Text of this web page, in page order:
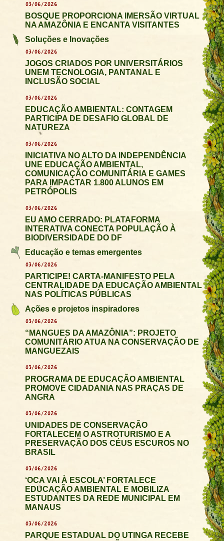
03/06/2026
BOSQUE PROPORCIONA IMERSÃO VIRTUAL
NA AMAZÔNIA E ENCANTA VISITANTES
Soluções e Inovações
03/06/2026
JOGOS CRIADOS POR UNIVERSITÁRIOS
UNEM TECNOLOGIA, PANTANAL E
INCLUSÃO SOCIAL
03/06/2026
EDUCAÇÃO AMBIENTAL: CONTAGEM
PARTICIPA DE DESAFIO GLOBAL DE
NATUREZA
03/06/2026
INICIATIVA NO ALTO DA INDEPENDÊNCIA
UNE EDUCAÇÃO AMBIENTAL,
COMUNICAÇÃO COMUNITÁRIA E GAMES
PARA IMPACTAR 1.800 ALUNOS EM
PETRÓPOLIS
03/06/2026
EU AMO CERRADO: PLATAFORMA
INTERATIVA CONECTA POPULAÇÃO À
BIODIVERSIDADE DO DF
Educação e temas emergentes
03/06/2026
PARTICIPE! CARTA-MANIFESTO PELA
CENTRALIDADE DA EDUCAÇÃO AMBIENTAL
NAS POLÍTICAS PÚBLICAS
Ações e projetos inspiradores
03/06/2026
“MANGUES DA AMAZÔNIA”: PROJETO
COMUNITÁRIO ATUA NA CONSERVAÇÃO DE
MANGUEZAIS
03/06/2026
PROGRAMA DE EDUCAÇÃO AMBIENTAL
PROMOVE CIDADANIA NAS PRAÇAS DE
ANGRA
03/06/2026
UNIDADES DE CONSERVAÇÃO
FORTALECEM O ASTROTURISMO E A
PRESERVAÇÃO DOS CÉUS ESCUROS NO
BRASIL
03/06/2026
‘OCA VAI À ESCOLA’ FORTALECE
EDUCAÇÃO AMBIENTAL E MOBILIZA
ESTUDANTES DA REDE MUNICIPAL EM
MANAUS
03/06/2026
PARQUE ESTADUAL DO UTINGA RECEBE